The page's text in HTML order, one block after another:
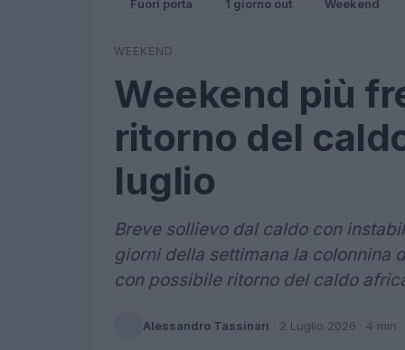
Fuori porta 1 giorno out Weekend
WEEKEND
Weekend più
ritorno del
luglio
Breve sollievo dal caldo con
giorni della settimana la colonnina
con possibile ritorno del caldo
Alessandro Tassinari · 2 Luglio 2026 · 4 min